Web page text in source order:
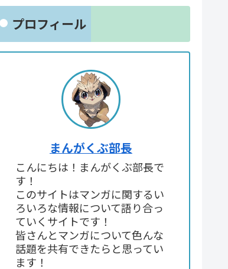
プロフィール
まんがくぶ部長
こんにちは！まんがくぶ部長で
す！
このサイトはマンガに関するい
ろいろな情報について語り合っ
ていくサイトです！
皆さんとマンガについて色んな
話題を共有できたらと思ってい
ます！